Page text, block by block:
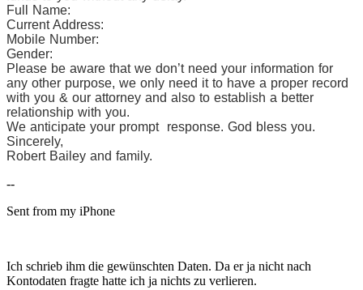
Full Name:
Current Address:
Mobile Number:
Gender:
Please be aware that we don’t need your information for
any other purpose, we only need it to have a proper record
with you & our attorney and also to establish a better
relationship with you.
We anticipate your prompt response. God bless you.
Sincerely,
Robert Bailey and family.
--
Sent from my iPhone
Ich schrieb ihm die gewünschten Daten. Da er ja nicht nach
Kontodaten fragte hatte ich ja nichts zu verlieren.